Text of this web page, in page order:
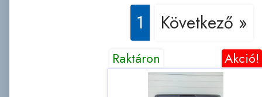
1
Következő »
Akció!
Raktáron